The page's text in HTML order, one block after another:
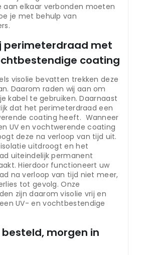
aan elkaar verbonden moeten
je met behulp van
perimeterdraad met
coating
visolie bevatten trekken deze
Daarom raden wij aan om
kabel te gebruiken. Daarnaast
dat het perimeterdraad een
coating heeft. Wanneer
UV en vochtwerende coating
deze na verloop van tijd uit.
uitdroogt en het
uiteindelijk permanent
Hierdoor functioneert uw
na verloop van tijd niet meer,
tot gevolg. Onze
zijn daarom visolie vrij en
UV- en vochtbestendige
morgen in